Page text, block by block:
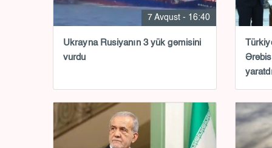
7 Avqust - 16:40
Ukrayna Rusiyanın 3 yük gəmisini
vurdu